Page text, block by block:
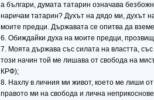
а българи, думата татарин означава
наричам татарин? Духът на дядо ми, духът
моите предци. Държавата се опитва да
6. Обиждайки духа на моите предци,
7. Моята държава със силата на властта,
този начин той ме лишава от свобода на
КРФ);
8. Нахлу в личния ми живот, което ме лиши
правото ми на свобода и лична